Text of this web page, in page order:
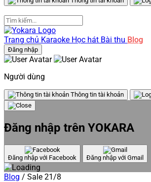
Trang chủ Karaoke Học hát Bài thu Blog
Đăng nhập
Người dùng
Thông tin tài khoản
Đăng nhập trên YOKARA
Đăng nhập với Facebook Đăng nhập với Gmail
Blog / Sale 21/8